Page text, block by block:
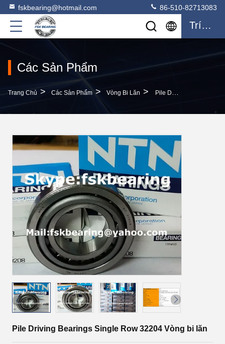
fskbearing@hotmail.com 86-510-82713083
Trích Dẫn
Các Sản Phẩm
Trang Chủ > Các Sản Phẩm > Vòng Bi Lăn > Pile Driving Bearings Single Row 32204 Vòng Bi Lăn
Pile Driving Bearings Single Row 32204 Vòng bi lăn